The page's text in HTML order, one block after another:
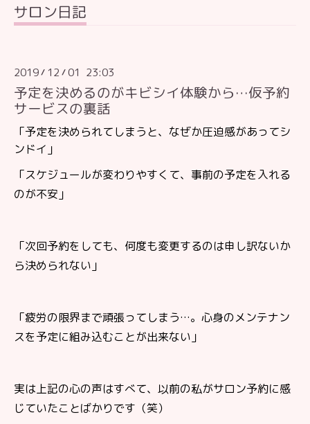
サロン日記
2019/ 12 /01 23:03
予定を決めるのがキビシイ体験から…仮予約
サービスの裏話
「予定を決められてしまうと、なぜか圧迫感があってシ
ンドイ」
「スケジュールが変わりやすくて、事前の予定を入れる
のが不安」
「次回予約をしても、何度も変更するのは申し訳ないか
ら決められない」
「疲労の限界まで頑張ってしまう…。心身のメンテナン
スを予定に組み込むことが出来ない」
実は上記の心の声はすべて、以前の私がサロン予約に感
じていたことばかりです（笑）